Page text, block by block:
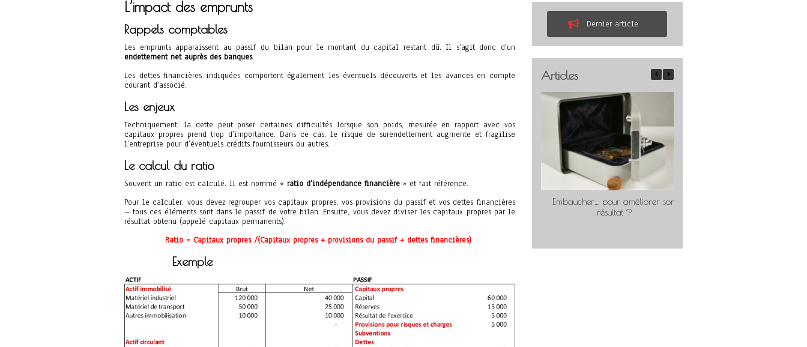
L’impact des emprunts
Rappels comptables
Les emprunts apparaissent au passif du bilan pour le montant du capital restant dû. Il s’agit donc d’un
endettement net auprès des banques.
Les dettes financières indiquées comportent également les éventuels découverts et les avances en compte
courant d’associé.
Les enjeux
Techniquement, la dette peut poser certaines difficultés lorsque son poids, mesurée en rapport avec vos
capitaux propres prend trop d’importance. Dans ce cas, le risque de surendettement augmente et fragilise
l’entreprise pour d’éventuels crédits fournisseurs ou autres.
Le calcul du ratio
Souvent un ratio est calculé. Il est nommé « ratio d’indépendance financière » et fait référence.
Pour le calculer, vous devez regrouper vos capitaux propres, vos provisions du passif et vos dettes financières
– tous ces éléments sont dans le passif de votre bilan. Ensuite, vous devez diviser les capitaux propres par le
résultat obtenu (appelé capitaux permanents).
Ratio = Capitaux propres /(Capitaux propres + provisions du passif + dettes financières)
Exemple
Dernier article
Articles
Embaucher… pour améliorer son
résultat ?